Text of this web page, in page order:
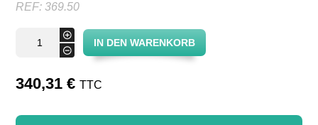
REF:369.50
-
Menge
+
IN DEN WARENKORB
340,31€ TTC